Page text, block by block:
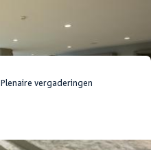
Plenaire vergaderingen